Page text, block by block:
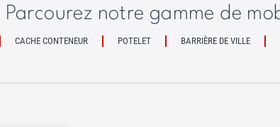
Parcourez notre gamme de
CACHE CONTENEUR POTELET BARRIÈRE DE VILLE